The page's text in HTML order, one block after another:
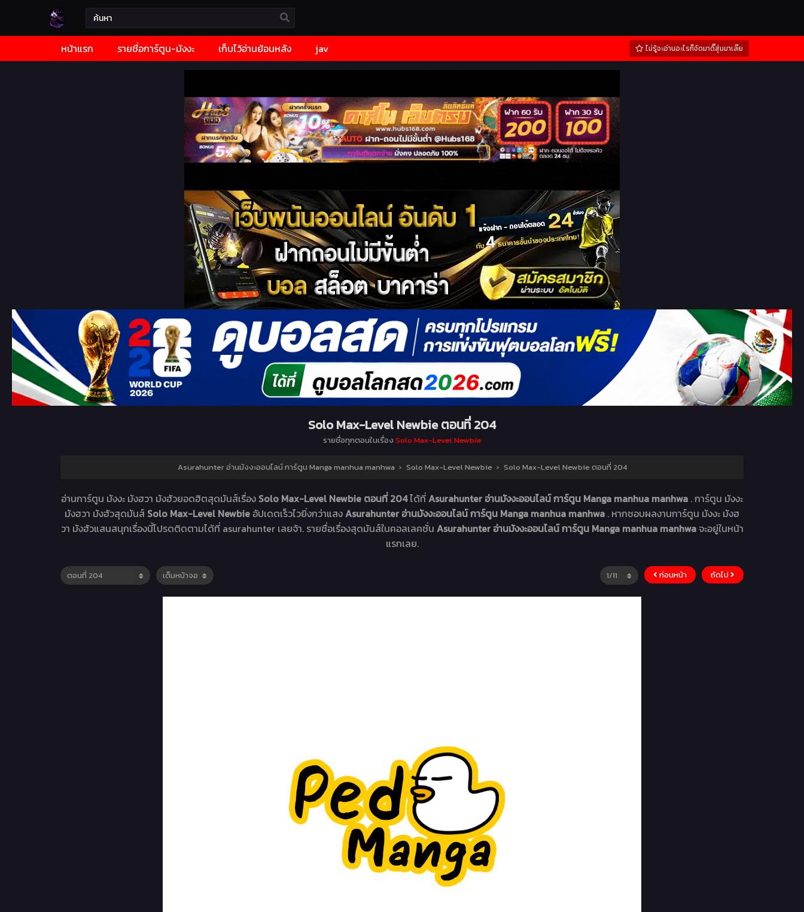
หน้าแรก รายชื่อการ์ตูน-มังงะ เก็บไว้อ่านย้อนหลัง jav ไม่รู้จะอ่านอะไรก็จัดมาดิ๊สุ่มมาเล๊ย
Solo Max-Level Newbie ตอนที่ 204
รายชื่อทุกตอนในเรื่อง Solo Max-Level Newbie
Asurahunter อ่านมังงะออนไลน์ การ์ตูน Manga manhua manhwa › Solo Max-Level Newbie › Solo Max-Level Newbie ตอนที่ 204
อ่านการ์ตูน มังงะ มังฮวา มังฮัวยอดฮิตสุดมันส์เรื่อง Solo Max-Level Newbie ตอนที่ 204ได้ที่Asurahunter อ่านมังงะออนไลน์ การ์ตูน Manga manhua manhwa . การ์ตูน มังงะ
มังฮวา มังฮัวสุดมันส์ Solo Max-Level Newbie อัปเดตเร็วไวยิ่งกว่าแสงAsurahunter อ่านมังงะออนไลน์ การ์ตูน Manga manhua manhwa . หากชอบผลงานการ์ตูน มังงะ มังฮ
วา มังฮัวแสนสนุกเรื่องนี้โปรดติดตามได้ที่ asurahunter เลยจ้า. รายชื่อเรื่องสุดมันส์ในคอลเลคชั่น Asurahunter อ่านมังงะออนไลน์ การ์ตูน Manga manhua manhwa จะอยู่ในหน้า
แรกเลย.
ก่อนหน้า ถัดไป